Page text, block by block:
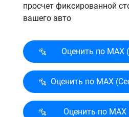
просчет фиксированной
вашего авто
Оценить по MAX
Оценить по MAX
Оценить по